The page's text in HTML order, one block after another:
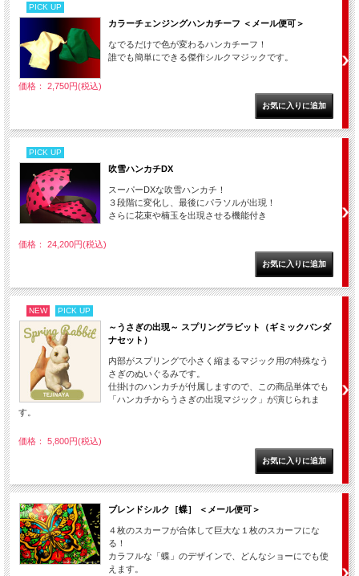
PICK UP
カラーチェンジングハンカチーフ ＜メール便可＞
なでるだけで色が変わるハンカチーフ！
誰でも簡単にできる傑作シルクマジックです。
価格： 2,750円(税込)
PICK UP
吹雪ハンカチDX
スーパーDXな吹雪ハンカチ！
３段階に変化し、最後にパラソルが出現！
さらに花束や楠玉を出現させる機能付き
価格： 24,200円(税込)
NEW PICK UP
～うさぎの出現～ スプリングラビット（ギミックバンダ
ナセット）
内部がスプリングで小さく縮まるマジック用の特殊なう
さぎのぬいぐるみです。
仕掛けのハンカチが付属しますので、この商品単体でも
「ハンカチからうさぎの出現マジック」が演じられま
す。
価格： 5,800円(税込)
ブレンドシルク［蝶］ ＜メール便可＞
４枚のスカーフが合体して巨大な１枚のスカーフにな
る！
カラフルな「蝶」のデザインで、どんなショーにでも使
えます。